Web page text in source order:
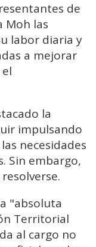
de
Moh las
labor diaria y
a mejorar
la
impulsando
necesidades
Sin embargo,
"absoluta
Territorial
al cargo no